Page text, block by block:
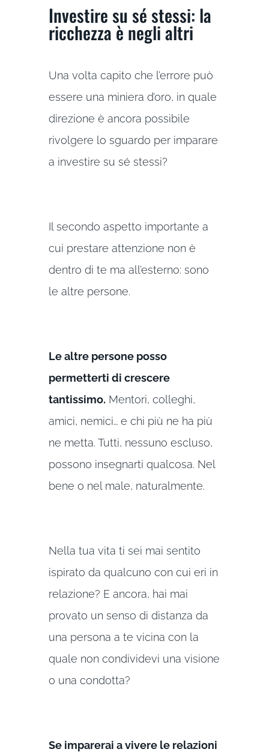
Investire su sé stessi: la
ricchezza è negli altri
Una volta capito che l’errore può
essere una miniera d’oro, in quale
direzione è ancora possibile
rivolgere lo sguardo per imparare
a investire su sé stessi?
Il secondo aspetto importante a
cui prestare attenzione non è
dentro di te ma all’esterno: sono
le altre persone.
Le altre persone posso
permetterti di crescere
tantissimo. Mentori, colleghi,
amici, nemici… e chi più ne ha più
ne metta. Tutti, nessuno escluso,
possono insegnarti qualcosa. Nel
bene o nel male, naturalmente.
Nella tua vita ti sei mai sentito
ispirato da qualcuno con cui eri in
relazione? E ancora, hai mai
provato un senso di distanza da
una persona a te vicina con la
quale non condividevi una visione
o una condotta?
Se imparerai a vivere le relazioni